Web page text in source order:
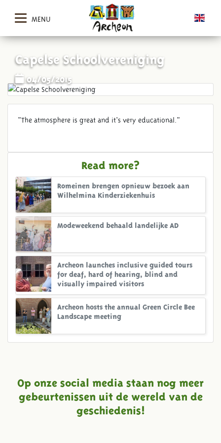
MENU
Capelse Schoolvereniging
04/05/2015
"The atmosphere is great and it's very educational."
Read more?
Romeinen brengen opnieuw bezoek aan
Wilhelmina Kinderziekenhuis
Modeweekend behaald landelijke AD
Archeon launches inclusive guided tours
for deaf, hard of hearing, blind and
visually impaired visitors
Archeon hosts the annual Green Circle Bee
Landscape meeting
Op onze social media staan nog meer
gebeurtenissen uit de wereld van de
geschiedenis!